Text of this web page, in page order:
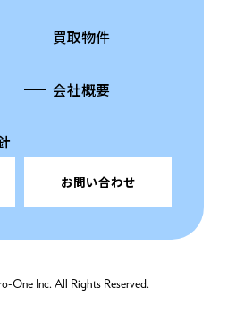
買取物件
会社概要
お問い合わせ
One Inc. All Rights Reserved.